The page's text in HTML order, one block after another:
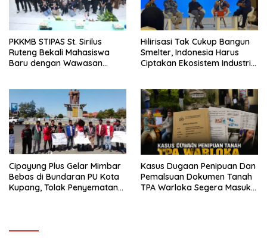
PKKMB STIPAS St. Sirilus
Ruteng Bekali Mahasiswa
Baru dengan Wawasan
Hilirisasi Tak Cukup Bangun
Smelter, Indonesia Harus
Ciptakan Ekosistem Industri
Cipayung Plus Gelar Mimbar
Bebas di Bundaran PU Kota
Kupang, Tolak Penyematan
Kasus Dugaan Penipuan Dan
Pemalsuan Dokumen Tanah
TPA Warloka Segera Masuk